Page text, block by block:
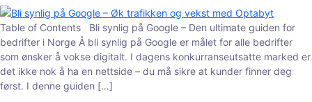
Table of Contents Bli synlig på Google – Den ultimate guiden for
bedrifter i Norge Å bli synlig på Google er målet for alle bedrifter
som ønsker å vokse digitalt. I dagens konkurranseutsatte marked er
det ikke nok å ha en nettside – du må sikre at kunder finner deg
først. I denne guiden […]